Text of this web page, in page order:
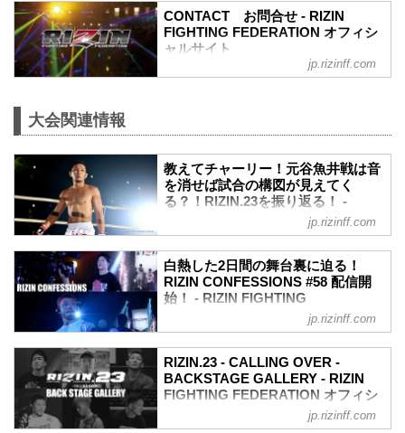
等）→ ③プレイガイドの一般発売。こち
らの順番となります。
※予約流れや演出の変更などで前後する
CONTACT お問合せ - RIZIN
FIGHTING FEDERATION オフィシ
ャルサイト
RIZIN FIGHTING FEDERATION オフィシ
ン）の情報・加盟団体について発信して
いきます。
jp.rizinff.com
大会関連情報
教えてチャーリー！元谷魚井戦は音
を消せば試合の構図が見えてく
る？！RIZIN.23を振り返る！ -
RIZIN FIGHTING FEDERATION オ
フィシャルサイト
格闘技観戦 初心者の雷美（らいみ）が、
RIZINマッチメーカーのチャーリー氏とと
もに、試合の攻防や技などを教えてもら
いながら“これを読めば格闘技観戦がもっ
と楽しくなる！”を目指して見どころを紹
リー！」。
jp.rizinff.com
白熱した2日間の舞台裏に迫る！
RIZIN CONFESSIONS #58 配信開
始！ - RIZIN FIGHTING
FEDERATION オフィシャルサイト
キュメンタリー番組「RIZIN
CONFESSIONS」の新エピソード #58 を
公開！
を飾った矢地祐介とホベルト・サトシ・
jp.rizinff.com
RIZIN.23 - CALLING OVER -
BACKSTAGE GALLERY - RIZIN
FIGHTING FEDERATION オフィシ
jp.rizinff.com